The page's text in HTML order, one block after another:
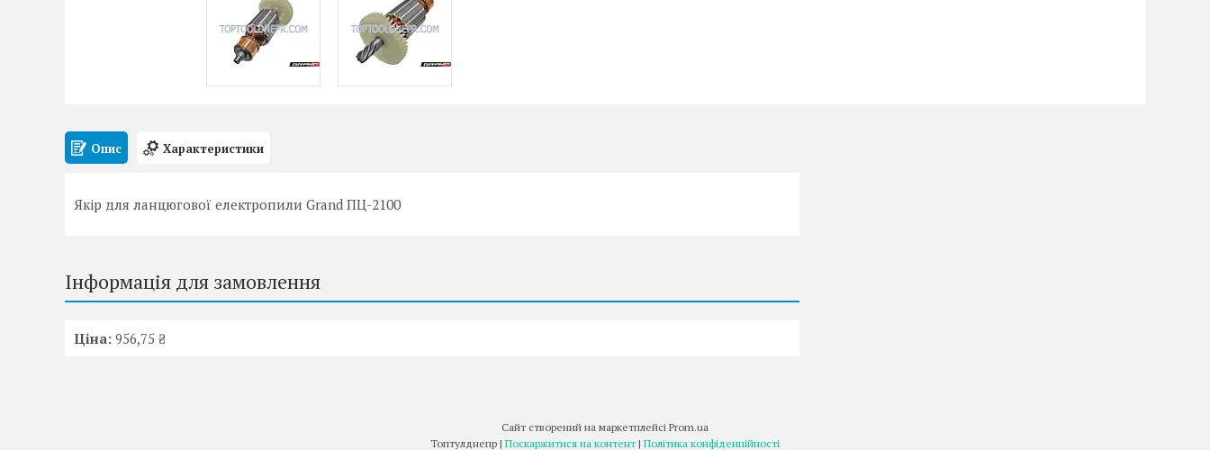
Опис Характеристики
Якір для ланцюгової електропили Grand ПЦ-2100
Інформація для замовлення
Ціна: 956,75 ₴
Сайт створений на маркетплейсі Prom.ua
Топтулднепр | Поскаржитися на контент | Політика конфіденційності